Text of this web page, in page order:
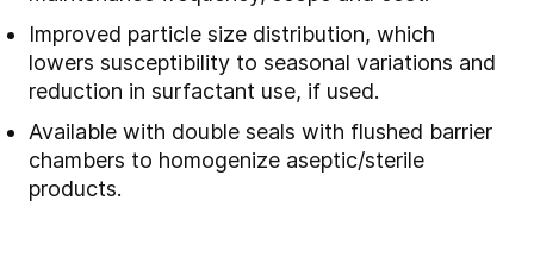
Improved particle size distribution, which
lowers susceptibility to seasonal variations and
reduction in surfactant use, if used.
Available with double seals with flushed barrier
chambers to homogenize aseptic/sterile
products.